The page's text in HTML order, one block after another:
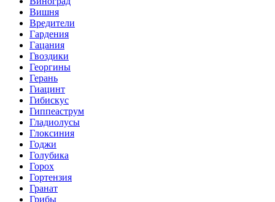
Вишня
Вредители
Гардения
Гацания
Гвоздики
Георгины
Герань
Гиацинт
Гибискус
Гиппеаструм
Гладиолусы
Глоксиния
Годжи
Голубика
Горох
Гортензия
Гранат
Грибы